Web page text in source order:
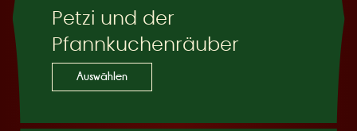
Petzi und der
Pfannkuchenräuber
Auswählen